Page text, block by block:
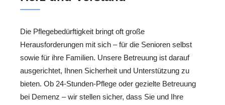
Die Pflegebedürftigkeit bringt oft große
Herausforderungen mit sich – für die Senioren selbst
sowie für ihre Familien. Unsere Betreuung ist darauf
ausgerichtet, Ihnen Sicherheit und Unterstützung zu
bieten. Ob 24-Stunden-Pflege oder gezielte Betreuung
bei Demenz – wir stellen sicher, dass Sie und Ihre